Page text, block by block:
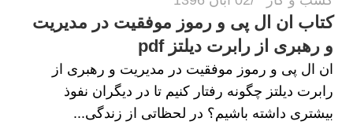
کتاب ان ال پی و رموز موفقیت در مدیریت
و رهبری از رابرت دیلتز pdf
ان ال پی و رموز موفقیت در مدیریت و رهبری از
رابرت دیلتز چگونه رفتار کنیم تا در دیگران نفوذ
بیشتری داشته باشیم؟ در لحظاتی از زندگی...